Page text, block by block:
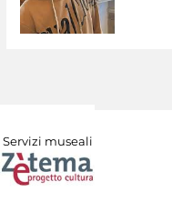
Servizi museali